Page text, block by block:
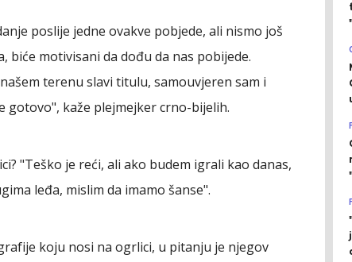
poslije jedne ovakve pobjede, ali nismo još
biće motivisani da dođu da nas pobijede.
terenu slavi titulu, samouvjeren sam i
gotovo", kaže plejmejker crno-bijelih.
"Teško je reći, ali ako budem igrali kao danas,
leđa, mislim da imamo šanse".
koju nosi na ogrlici, u pitanju je njegov